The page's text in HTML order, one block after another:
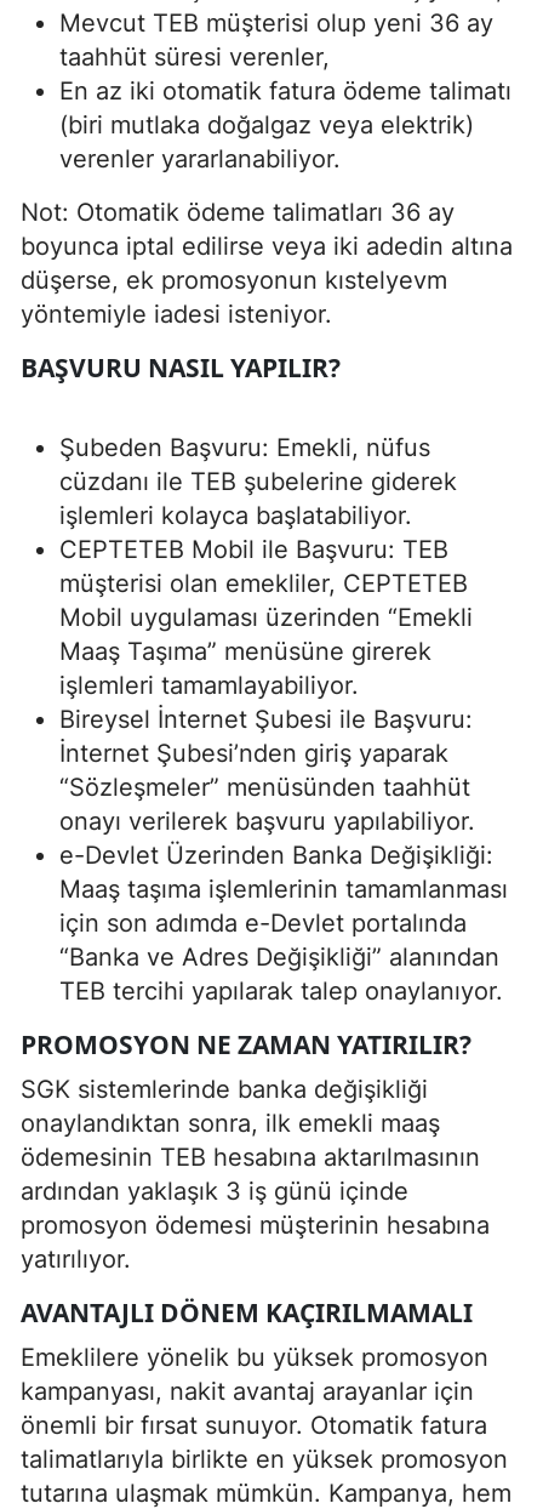
Mevcut TEB müşterisi olup yeni 36 ay
taahhüt süresi verenler,
En az iki otomatik fatura ödeme talimatı
(biri mutlaka doğalgaz veya elektrik)
verenler yararlanabiliyor.
Not: Otomatik ödeme talimatları 36 ay
boyunca iptal edilirse veya iki adedin altına
düşerse, ek promosyonun kıstelyevm
yöntemiyle iadesi isteniyor.
BAŞVURU NASIL YAPILIR?
Şubeden Başvuru: Emekli, nüfus
cüzdanı ile TEB şubelerine giderek
işlemleri kolayca başlatabiliyor.
CEPTETEB Mobil ile Başvuru: TEB
müşterisi olan emekliler, CEPTETEB
Mobil uygulaması üzerinden “Emekli
Maaş Taşıma” menüsüne girerek
işlemleri tamamlayabiliyor.
Bireysel İnternet Şubesi ile Başvuru:
İnternet Şubesi’nden giriş yaparak
“Sözleşmeler” menüsünden taahhüt
onayı verilerek başvuru yapılabiliyor.
e-Devlet Üzerinden Banka Değişikliği:
Maaş taşıma işlemlerinin tamamlanması
için son adımda e-Devlet portalında
“Banka ve Adres Değişikliği” alanından
TEB tercihi yapılarak talep onaylanıyor.
PROMOSYON NE ZAMAN YATIRILIR?
SGK sistemlerinde banka değişikliği
onaylandıktan sonra, ilk emekli maaş
ödemesinin TEB hesabına aktarılmasının
ardından yaklaşık 3 iş günü içinde
promosyon ödemesi müşterinin hesabına
yatırılıyor.
AVANTAJLI DÖNEM KAÇIRILMAMALI
Emeklilere yönelik bu yüksek promosyon
kampanyası, nakit avantaj arayanlar için
önemli bir fırsat sunuyor. Otomatik fatura
talimatlarıyla birlikte en yüksek promosyon
tutarına ulaşmak mümkün. Kampanya, hem